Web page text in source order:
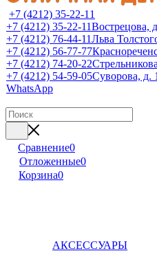
+7 (4212) 35-22-11
+7 (4212) 35-22-11Вострецова,
+7 (4212) 76-44-11Льва
+7 (4212) 56-77-77
+7 (4212) 74-20-22
+7 (4212) 54-59-05Суворова, д.
WhatsApp
Сравнение0
Отложенные0
Корзина0
АКСЕССУАРЫ